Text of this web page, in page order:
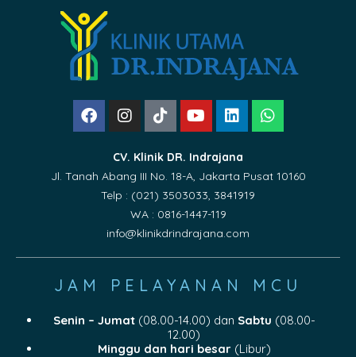
CV. Klinik DR. Indrajana
Jl. Tanah Abang III No. 18-A, Jakarta Pusat 10160
Telp : (021) 3503033, 3841919
WA : 0816-1447-119
info@klinikdrindrajana.com
JAM PELAYANAN MCU
Senin – Jumat(08.00-14.00) dan Sabtu (08.00-
12.00)
Minggu dan hari besar(Libur)